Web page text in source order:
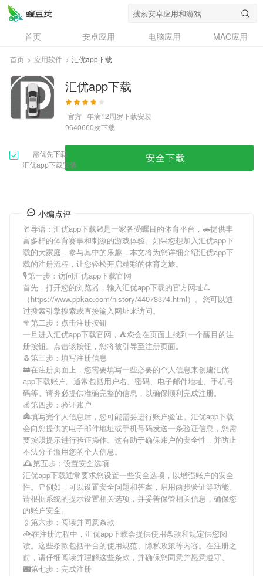
首页 安卓应用 电脑应用
MAC应用
资讯
专题
问答
首页 > 应用软件 > 汇优app下载
汇优app下载
官方 年满12周岁下载安装
9640660次下载
需优先下载
汇优app下载安装
安全下载
小编点评
🥂导语： 汇优app下载💿是一家备受瞩目的体育平台，🚗提供丰
富多样的体育赛事和刺激的游戏体验。如果您想加入汇优app下
载的大家庭，参与其中的乐趣，本文将为您详细介绍汇优app下
载的注册流程，让您轻松开启精彩的体育之旅。
🎙第一步：访问汇优app下载官网
首先，打开您的浏览器，输入汇优app下载的官方网址🛴
（https://www.ppkao.com/history/44078374.html）。您可以通
过搜索引擎搜索或直接输入网址来访问。
🥦第二步：点击注册按钮
一旦进入汇优app下载官网，⛺您会在页面上找到一个醒目的注
册按钮。点击该按钮，您将被引导至注册页面。
🧂第三步：填写注册信息
🚋在注册页面上，您需要填写一些必要的个人信息来创建汇优
app下载账户。通常包括用户名、密码、电子邮件地址、手机号
码等。请务必提供准确完整的信息，以确保顺利完成注册。
🍎第四步：验证账户
🏯填写完个人信息后，您可能需要进行账户验证。 汇优app下载
会向您提供的电子邮件地址或手机号码发送一条验证信息，您需
要按照提示进行验证操作。这有助于确保账户的安全性，并防止
不法分子滥用您的个人信息。
🕰第五步：设置安全选项
汇优app下载通常要求您设置一些安全选项，以增强账户的安全
性。🚥例如，可以设置安全问题和答案，启用两步验证等功能。
请根据系统的提示设置相关选项，并妥善保管相关信息，确保您
的账户安全。
🖇第六步：阅读并同意条款
🚲在注册过程中， 汇优app下载会提供使用条款和规定供您阅
读。这些条款包括平台的使用规范、隐私政策等内容。在注册之
前，请仔细阅读并理解这些条款，并确保您同意并愿意遵守。
🌃第七步：完成注册